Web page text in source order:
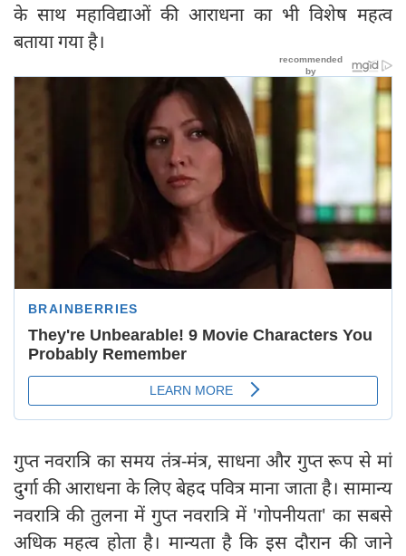
के साथ महाविद्याओं की आराधना का भी विशेष महत्व
बताया गया है।
गुप्त नवरात्रि का समय तंत्र-मंत्र, साधना और गुप्त रूप से मां
दुर्गा की आराधना के लिए बेहद पवित्र माना जाता है। सामान्य
नवरात्रि की तुलना में गुप्त नवरात्रि में 'गोपनीयता' का सबसे
अधिक महत्व होता है। मान्यता है कि इस दौरान की जाने